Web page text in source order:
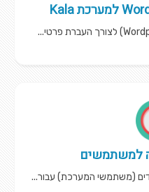
למשתמשים
(משתמשי המערכת) עבור...